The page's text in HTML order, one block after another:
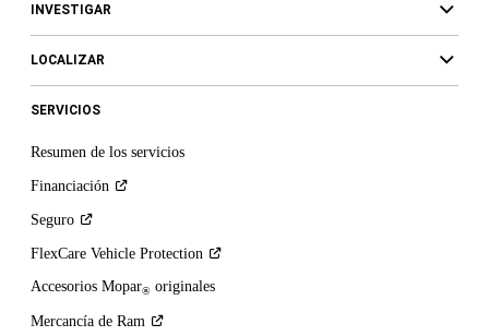
INVESTIGAR
LOCALIZAR
SERVICIOS
Resumen de los servicios
Financiación
Seguro
FlexCare Vehicle Protection
Accesorios Mopar® originales
Mercancía de Ram